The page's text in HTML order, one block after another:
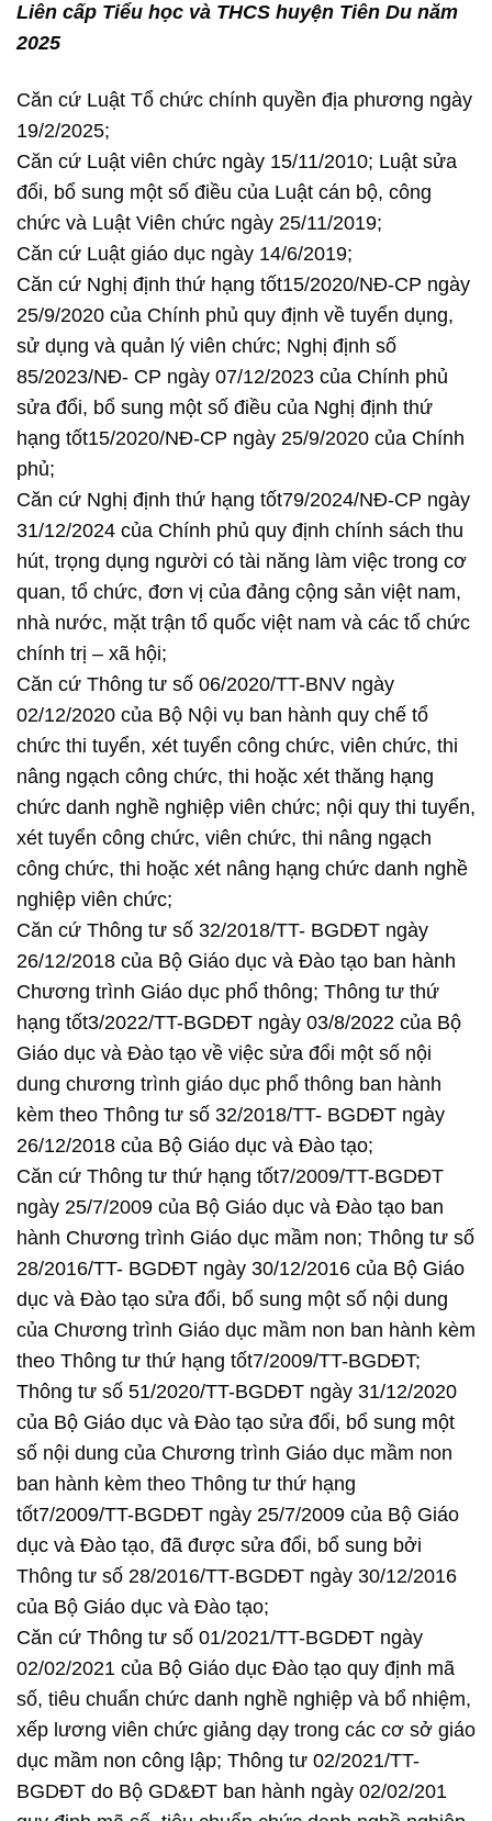
Liên cấp Tiểu học và THCS huyện Tiên Du năm
2025
Căn cứ Luật Tổ chức chính quyền địa phương ngày
19/2/2025;
Căn cứ Luật viên chức ngày 15/11/2010; Luật sửa
đổi, bổ sung một số điều của Luật cán bộ, công
chức và Luật Viên chức ngày 25/11/2019;
Căn cứ Luật giáo dục ngày 14/6/2019;
Căn cứ Nghị định thứ hạng tốt15/2020/NĐ-CP ngày
25/9/2020 của Chính phủ quy định về tuyển dụng,
sử dụng và quản lý viên chức; Nghị định số
85/2023/NĐ- CP ngày 07/12/2023 của Chính phủ
sửa đổi, bổ sung một số điều của Nghị định thứ
hạng tốt15/2020/NĐ-CP ngày 25/9/2020 của Chính
phủ;
Căn cứ Nghị định thứ hạng tốt79/2024/NĐ-CP ngày
31/12/2024 của Chính phủ quy định chính sách thu
hút, trọng dụng người có tài năng làm việc trong cơ
quan, tổ chức, đơn vị của đảng cộng sản việt nam,
nhà nước, mặt trận tổ quốc việt nam và các tổ chức
chính trị – xã hội;
Căn cứ Thông tư số 06/2020/TT-BNV ngày
02/12/2020 của Bộ Nội vụ ban hành quy chế tổ
chức thi tuyển, xét tuyển công chức, viên chức, thi
nâng ngạch công chức, thi hoặc xét thăng hạng
chức danh nghề nghiệp viên chức; nội quy thi tuyển,
xét tuyển công chức, viên chức, thi nâng ngạch
công chức, thi hoặc xét nâng hạng chức danh nghề
nghiệp viên chức;
Căn cứ Thông tư số 32/2018/TT- BGDĐT ngày
26/12/2018 của Bộ Giáo dục và Đào tạo ban hành
Chương trình Giáo dục phổ thông; Thông tư thứ
hạng tốt3/2022/TT-BGDĐT ngày 03/8/2022 của Bộ
Giáo dục và Đào tạo về việc sửa đổi một số nội
dung chương trình giáo dục phổ thông ban hành
kèm theo Thông tư số 32/2018/TT- BGDĐT ngày
26/12/2018 của Bộ Giáo dục và Đào tạo;
Căn cứ Thông tư thứ hạng tốt7/2009/TT-BGDĐT
ngày 25/7/2009 của Bộ Giáo dục và Đào tạo ban
hành Chương trình Giáo dục mầm non; Thông tư số
28/2016/TT- BGDĐT ngày 30/12/2016 của Bộ Giáo
dục và Đào tạo sửa đổi, bổ sung một số nội dung
của Chương trình Giáo dục mầm non ban hành kèm
theo Thông tư thứ hạng tốt7/2009/TT-BGDĐT;
Thông tư số 51/2020/TT-BGDĐT ngày 31/12/2020
của Bộ Giáo dục và Đào tạo sửa đổi, bổ sung một
số nội dung của Chương trình Giáo dục mầm non
ban hành kèm theo Thông tư thứ hạng
tốt7/2009/TT-BGDĐT ngày 25/7/2009 của Bộ Giáo
dục và Đào tạo, đã được sửa đổi, bổ sung bởi
Thông tư số 28/2016/TT-BGDĐT ngày 30/12/2016
của Bộ Giáo dục và Đào tạo;
Căn cứ Thông tư số 01/2021/TT-BGDĐT ngày
02/02/2021 của Bộ Giáo dục Đào tạo quy định mã
số, tiêu chuẩn chức danh nghề nghiệp và bổ nhiệm,
xếp lương viên chức giảng dạy trong các cơ sở giáo
dục mầm non công lập; Thông tư 02/2021/TT-
BGDĐT do Bộ GD&ĐT ban hành ngày 02/02/201